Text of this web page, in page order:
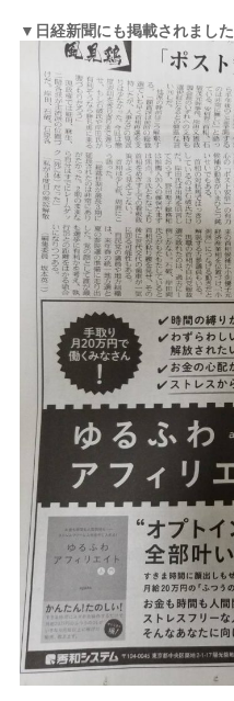
▼日経新聞にも掲載されました